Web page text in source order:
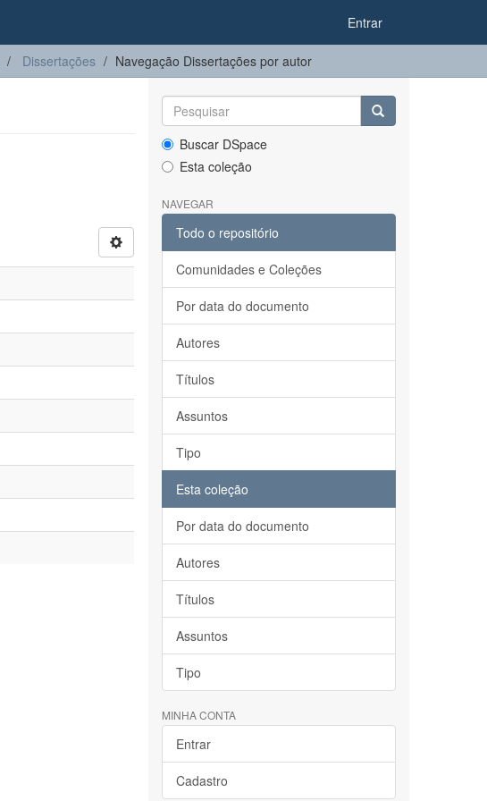
Entrar
Dissertações Navegação Dissertações por autor
Buscar DSpace
Esta coleção
NAVEGAR
Todo o repositório
Comunidades e Coleções
Por data do documento
Autores
Títulos
Assuntos
Tipo
Esta coleção
Por data do documento
Autores
Títulos
Assuntos
Tipo
MINHA CONTA
Entrar
Cadastro